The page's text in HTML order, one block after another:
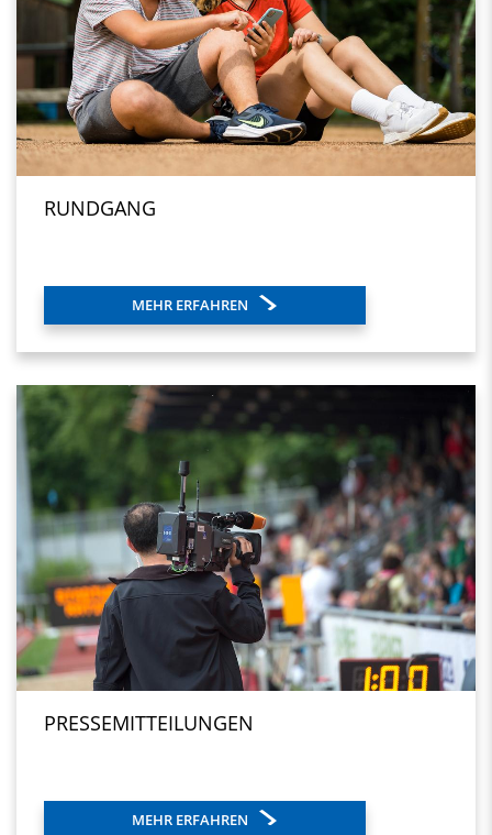
RUNDGANG
MEHR ERFAHREN
PRESSEMITTEILUNGEN
MEHR ERFAHREN